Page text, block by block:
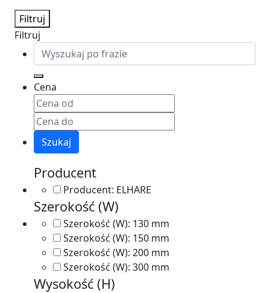
Filtruj
Filtruj
Cena
Szukaj
Producent
Producent: ELHARE
Szerokość (W)
Szerokość (W): 130 mm
Szerokość (W): 150 mm
Szerokość (W): 200 mm
Szerokość (W): 300 mm
Wysokość (H)